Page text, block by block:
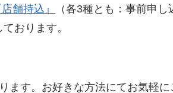
舗持込』
（各3種とも：事前申し
おります。
ます。お好きな方法にてお気軽に